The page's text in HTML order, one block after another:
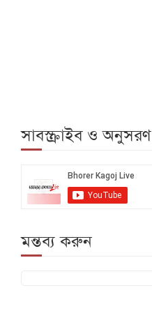
সাবস্ক্রাইব ও
মন্তব্য করুন